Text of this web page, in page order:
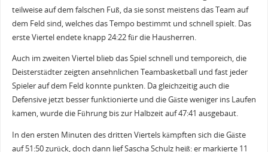
teilweise auf dem falschen Fuß, da sie sonst meistens das Team auf
dem Feld sind, welches das Tempo bestimmt und schnell spielt. Das
erste Viertel endete knapp 24:22 für die Hausherren.
Auch im zweiten Viertel blieb das Spiel schnell und temporeich, die
Deisterstädter zeigten ansehnlichen Teambasketball und fast jeder
Spieler auf dem Feld konnte punkten. Da gleichzeitig auch die
Defensive jetzt besser funktionierte und die Gäste weniger ins Laufen
kamen, wurde die Führung bis zur Halbzeit auf 47:41 ausgebaut.
In den ersten Minuten des dritten Viertels kämpften sich die Gäste
auf 51:50 zurück, doch dann lief Sascha Schulz heiß: er markierte 11